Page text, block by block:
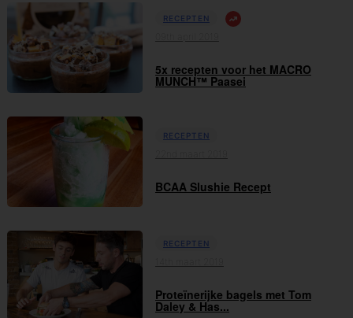
RECEPTEN
5x recepten voor het MACRO
MUNCH™ Paasei
RECEPTEN
BCAA Slushie Recept
RECEPTEN
Proteïnerijke bagels met Tom
Daley & Has...